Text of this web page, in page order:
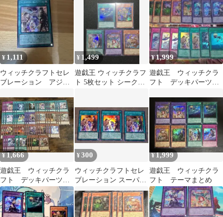
¥ 1,111
ウィッチクラフトセレ
ブレーション アジア
¥ 1,499
遊戯王 ウィッチクラフ
ト 5枚セット シークレ
¥1,999
遊戯王 ウィッチクラ
フト デッキパーツ
¥1,666
遊戯王 ウィッチクラ
フト デッキパーツ
セット
¥300
ウィッチクラフトセレ
ブレーション スーパー
3枚セット
¥1,999
遊戯王 ウィッチクラ
フト テーマまとめ